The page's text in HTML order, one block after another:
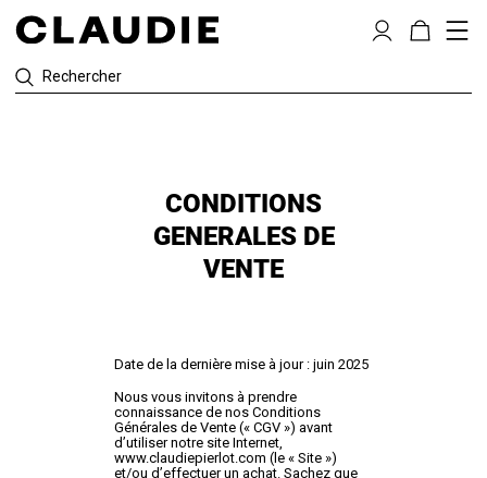
Rechercher
CONDITIONS
GENERALES DE
VENTE
Date de la dernière mise à jour : juin 2025
Nous vous invitons à prendre
connaissance de nos Conditions
Générales de Vente (« CGV ») avant
d’utiliser notre site Internet,
www.claudiepierlot.com (le « Site »)
et/ou d’effectuer un achat. Sachez que